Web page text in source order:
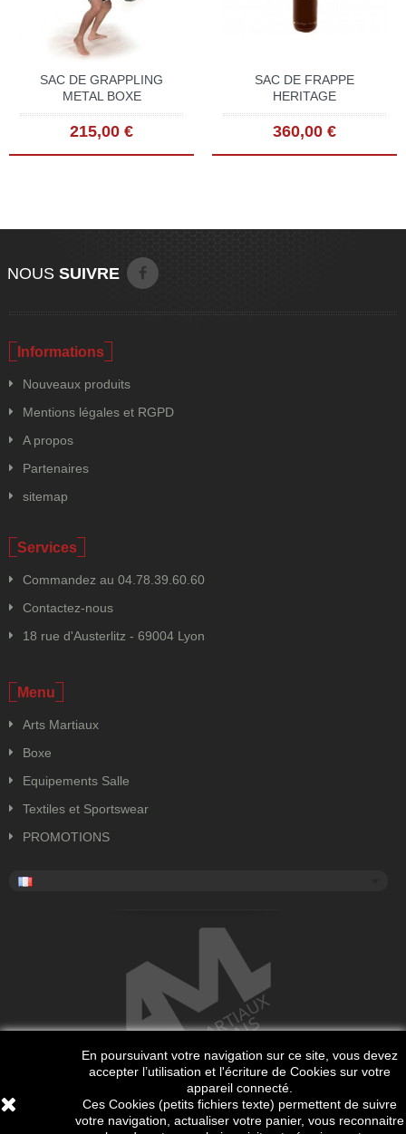
SAC DE GRAPPLING
METAL BOXE
215,00 €
SAC DE FRAPPE
HERITAGE
360,00 €
SUIVRE
NOUS
Informations
Nouveaux produits
Mentions légales et RGPD
A propos
Partenaires
sitemap
Services
Commandez au 04.78.39.60.60
Contactez-nous
18 rue d'Austerlitz - 69004 Lyon
Menu
Arts Martiaux
Boxe
Equipements Salle
Textiles et Sportswear
PROMOTIONS
En poursuivant votre navigation sur ce site, vous devez
accepter l’utilisation et l'écriture de Cookies sur votre
appareil connecté.
Ces Cookies (petits fichiers texte) permettent de suivre
votre navigation, actualiser votre panier, vous reconnaitre
Copyright 2018 Tous droits réservés. Site internet réalisé par